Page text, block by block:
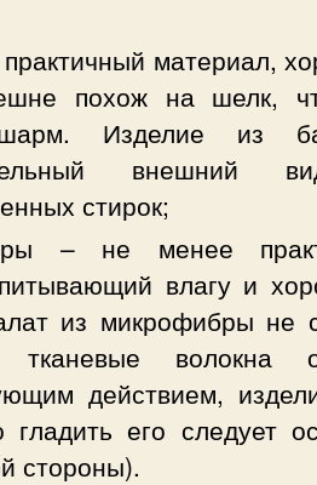
материал,
похож на шелк,
Изделие из
внешний
стирок;
– не менее
влагу и
из микрофибры не
тканевые волокна
действием,
гладить его следует
стороны).